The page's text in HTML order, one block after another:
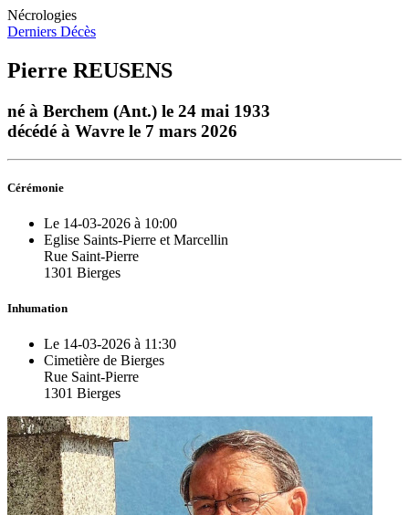
Nécrologies
Derniers Décès
Pierre REUSENS
né à Berchem (Ant.) le 24 mai 1933
décédé à Wavre le 7 mars 2026
Cérémonie
Le 14-03-2026 à 10:00
Eglise Saints-Pierre et Marcellin
Rue Saint-Pierre
1301 Bierges
Inhumation
Le 14-03-2026 à 11:30
Cimetière de Bierges
Rue Saint-Pierre
1301 Bierges